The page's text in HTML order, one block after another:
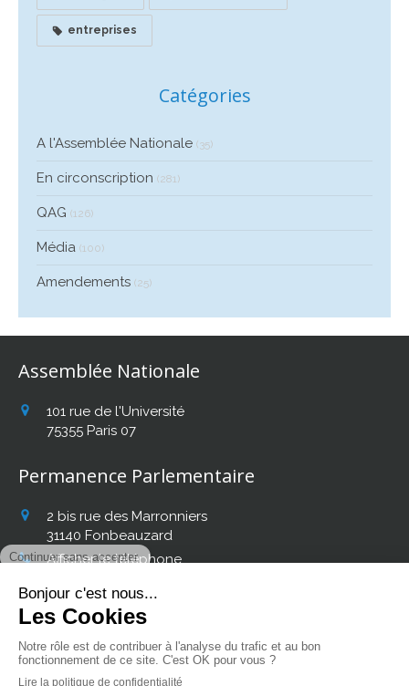
entreprises
Catégories
A l'Assemblée Nationale (35)
En circonscription (281)
QAG (126)
Média (100)
Amendements (25)
Assemblée Nationale
101 rue de l'Université
75355 Paris 07
Permanence Parlementaire
2 bis rue des Marronniers
31140 Fonbeauzard
Afficher le téléphone